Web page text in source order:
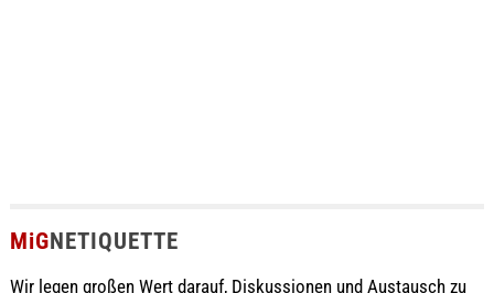
MiGNETIQUETTE
Wir legen großen Wert darauf, Diskussionen und Austausch zu